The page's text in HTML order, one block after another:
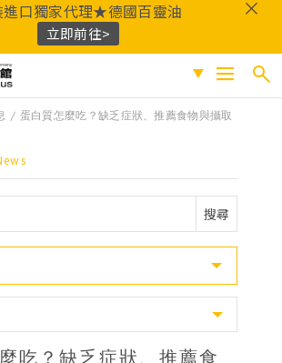
進口獨家代理★德國百靈油
立即前往>
搜尋
魚
D3 穀胱甘肽
維他命C
蛋白質怎麼吃？缺乏症狀、推薦食物與攝取
搜尋
吃？缺乏症狀、推薦食